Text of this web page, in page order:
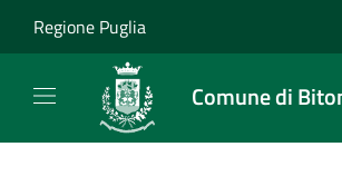
Regione Puglia
Comune di